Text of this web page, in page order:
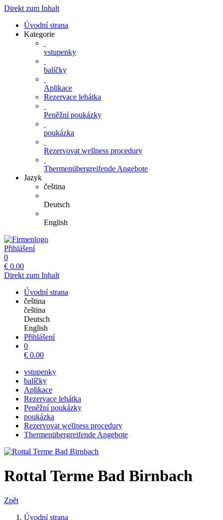
Direkt zum Inhalt
Úvodní strana
Kategorie
vstupenky
balíčky
Aplikace
Rezervace lehátka
Peněžní poukázky
poukázka
Rezervovat wellness procedury
Thermenübergreifende Angebote
Jazyk
čeština
Deutsch
English
Přihlášení
0
€ 0.00
Direkt zum Inhalt
Úvodní strana
čeština
čeština
Deutsch
English
Přihlášení
0
€ 0.00
vstupenky
balíčky
Aplikace
Rezervace lehátka
Peněžní poukázky
poukázka
Rezervovat wellness procedury
Thermenübergreifende Angebote
Rottal Terme Bad Birnbach
Zpět
Úvodní strana